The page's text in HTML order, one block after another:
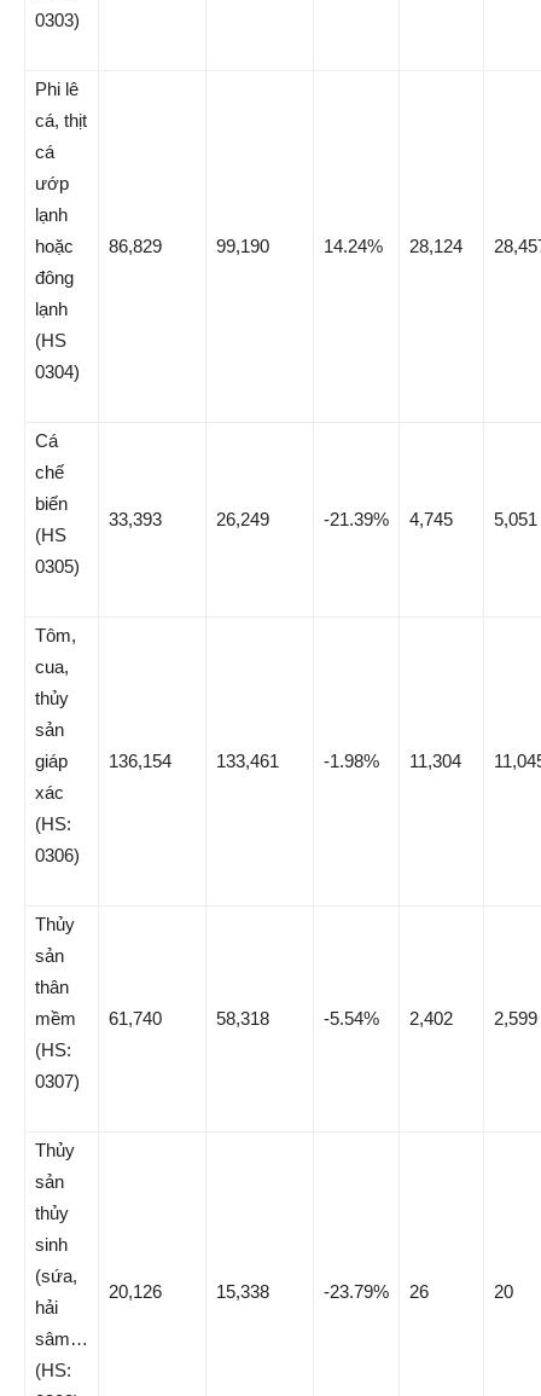
0303)
Phi lê
cá, thịt
cá
ướp
lạnh
hoặc
đông
lạnh
(HS
0304)
86,829 99,190 14.24% 28,124
Cá
chế
biến
(HS
0305)
33,393 26,249 -21.39% 4,745 5,051
Tôm,
cua,
thủy
sản
giáp
xác
(HS:
0306)
136,154 133,461 -1.98% 11,304
Thủy
sản
thân
mềm
(HS:
0307)
61,740 58,318 -5.54% 2,402 2,599
Thủy
sản
thủy
sinh
(sứa,
hải
sâm…
(HS:
20,126 15,338 -23.79% 26 20